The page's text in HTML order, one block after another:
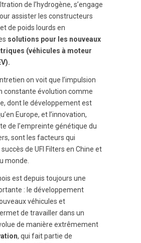
de l’hydrogène, s’engage
assister les constructeurs
de poids lourds en
solutions pour les nouveaux
(véhicules à moteur
on voit que l’impulsion
constante évolution comme
dont le développement est
Europe, et l’innovation,
de l’empreinte génétique du
sont les facteurs qui
de UFI Filters en Chine et
monde.
est depuis toujours une
: le développement
véhicules et
de travailler dans un
de manière extrêmement
, qui fait partie de